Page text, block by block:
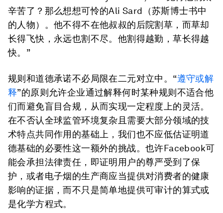
辛苦了？那么想想可怜的Ali Sard（苏斯博士书中
的人物）。他不得不在他叔叔的后院割草，而草却
长得飞快，永远也割不尽。他割得越勤，草长得越
快。”
规则和道德承诺不必局限在二元对立中。“遵守或解
释”的原则允许企业通过解释何时某种规则不适合他
们而避免盲目合规，从而实现一定程度上的灵活。
在不否认全球监管环境复杂且需要大部分领域的技
术特点共同作用的基础上，我们也不应低估证明道
德基础的必要性这一额外的挑战。也许Facebook可
能会承担法律责任，即证明用户的尊严受到了保
护，或者电子烟的生产商应当提供对消费者的健康
影响的证据，而不只是简单地提供可审计的算式或
是化学方程式。